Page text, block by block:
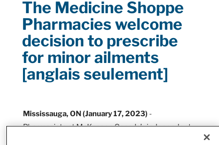
The Medicine Shoppe
Pharmacies welcome
decision to prescribe
for minor ailments
[anglais seulement]
Mississauga, ON (January 17, 2023) -
Pharmacists at McKesson Canada’s independent